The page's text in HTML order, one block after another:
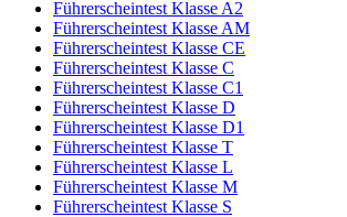
Führerscheintest Klasse A2
Führerscheintest Klasse AM
Führerscheintest Klasse CE
Führerscheintest Klasse C
Führerscheintest Klasse C1
Führerscheintest Klasse D
Führerscheintest Klasse D1
Führerscheintest Klasse T
Führerscheintest Klasse L
Führerscheintest Klasse M
Führerscheintest Klasse S